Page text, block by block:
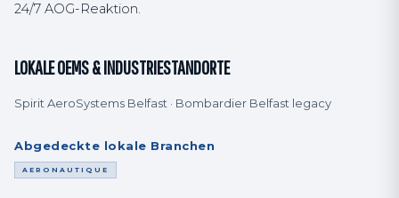
24/7 AOG-Reaktion.
LOKALE OEMS & INDUSTRIESTANDORTE
Spirit AeroSystems Belfast · Bombardier Belfast legacy
Abgedeckte lokale Branchen
AERONAUTIQUE